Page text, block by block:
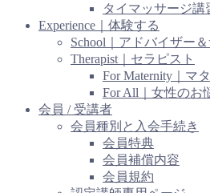
タイマッサージ講
Experience｜体験する
School｜アドバイザー
Therapist｜セラピスト
For Maternity｜マ
For All｜女性のお
会員 / 受講者
会員種別と入会手続き
会員特典
会員補償内容
会員規約